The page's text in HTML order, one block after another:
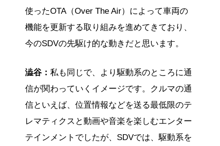
使ったOTA（Over The Air）によって車両の
機能を更新する取り組みを進めてきており、
今のSDVの先駆け的な動きだと思います。
澁谷： 私も同じで、より駆動系のところに通
信が関わっていくイメージです。クルマの通
信といえば、位置情報などを送る最低限のテ
レマティクスと動画や音楽を楽しむエンター
テインメントでしたが、SDVでは、駆動系を